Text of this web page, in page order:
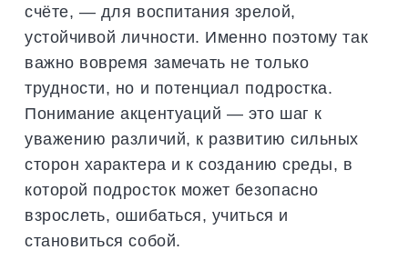
счёте, — для воспитания зрелой,
устойчивой личности. Именно поэтому так
важно вовремя замечать не только
трудности, но и потенциал подростка.
Понимание акцентуаций — это шаг к
уважению различий, к развитию сильных
сторон характера и к созданию среды, в
которой подросток может безопасно
взрослеть, ошибаться, учиться и
становиться собой.